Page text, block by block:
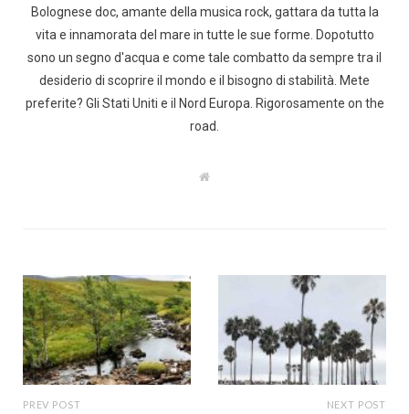
Bolognese doc, amante della musica rock, gattara da tutta la
vita e innamorata del mare in tutte le sue forme. Dopotutto
sono un segno d'acqua e come tale combatto da sempre tra il
desiderio di scoprire il mondo e il bisogno di stabilità. Mete
preferite? Gli Stati Uniti e il Nord Europa. Rigorosamente on the
road.
W
PREV POST NEXT POST